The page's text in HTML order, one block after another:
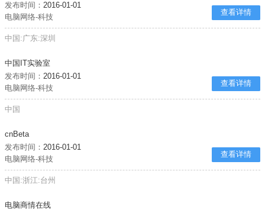
发布时间：2016-01-01
电脑网络-科技
查看详情
中国:广东:深圳
中国IT实验室
发布时间：2016-01-01
电脑网络-科技
查看详情
中国
cnBeta
发布时间：2016-01-01
电脑网络-科技
查看详情
中国:浙江:台州
电脑商情在线